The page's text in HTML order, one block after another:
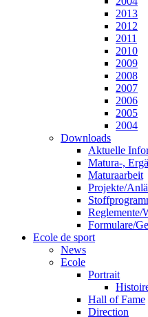
2013
2012
2011
2010
2009
2008
2007
2006
2005
2004
Downloads
Aktuelle
Matura-,
Maturaarbeit
Projekte/
Reglemente/
Formulare/
Ecole de sport
News
Ecole
Portrait
Hall of Fame
Direction